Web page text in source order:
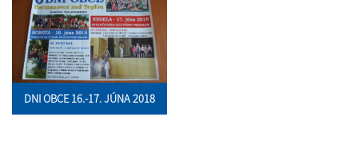
DNI OBCE 16.-17. JÚNA 2018